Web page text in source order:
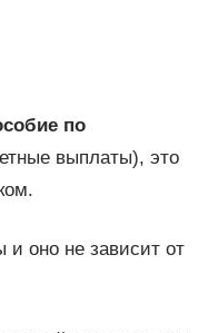
по
выплаты), это
оно не зависит от